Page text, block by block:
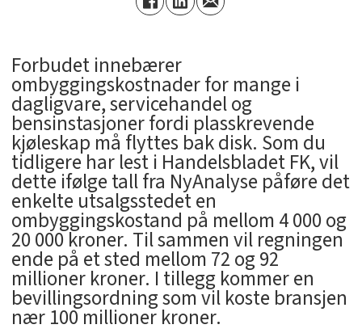
Forbudet innebærer
ombyggingskostnader for mange i
dagligvare, servicehandel og
bensinstasjoner fordi plasskrevende
kjøleskap må flyttes bak disk. Som du
tidligere har lest i Handelsbladet FK, vil
dette ifølge tall fra NyAnalyse påføre det
enkelte utsalgsstedet en
ombyggingskostand på mellom 4 000 og
20 000 kroner. Til sammen vil regningen
ende på et sted mellom 72 og 92
millioner kroner. I tillegg kommer en
bevillingsordning som vil koste bransjen
nær 100 millioner kroner.